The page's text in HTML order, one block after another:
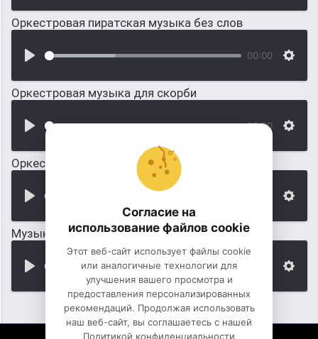
Оркестровая пиратская музыка без слов
00:00
Оркестровая музыка для скорби
00:00
Оркестровая музыка на серьёзных тонах
Музыка без слов для грусти
Согласие на
использование файлов cookie
Этот веб-сайт использует файлы cookie
или аналогичные технологии для
улучшения вашего просмотра и
предоставления персонализированных
рекомендаций. Продолжая использовать
наш веб-сайт, вы соглашаетесь с нашей
Политикой конфиденциальности